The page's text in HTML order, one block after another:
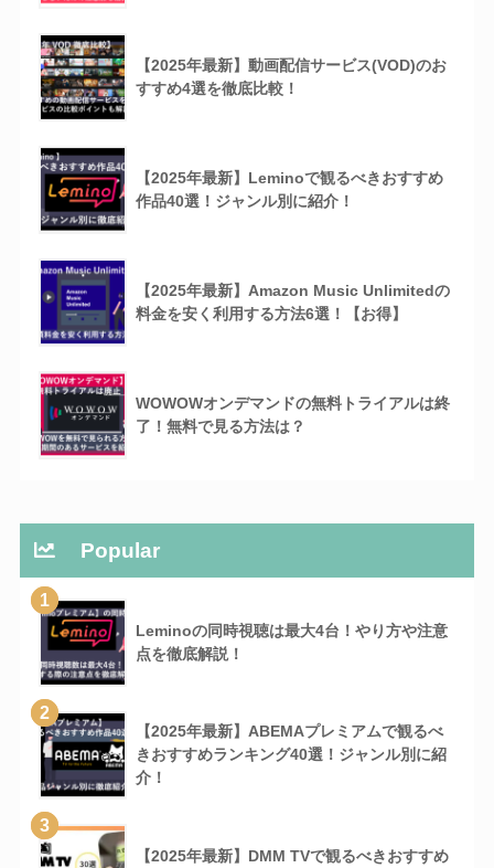
【2025年最新】動画配信サービス(VOD)のお
すすめ4選を徹底比較！
【2025年最新】Leminoで観るべきおすすめ
作品40選！ジャンル別に紹介！
【2025年最新】Amazon Music Unlimitedの
料金を安く利用する方法6選！【お得】
WOWOWオンデマンドの無料トライアルは終
了！無料で見る方法は？
Popular
1
Leminoの同時視聴は最大4台！やり方や注意
点を徹底解説！
2
【2025年最新】ABEMAプレミアムで観るべ
きおすすめランキング40選！ジャンル別に紹
介！
3
【2025年最新】DMM TVで観るべきおすすめ